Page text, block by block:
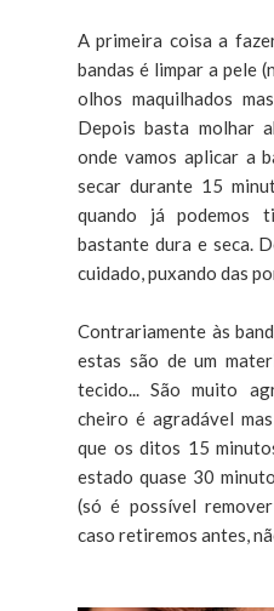
A primeira coisa a
bandas é limpar a pele
olhos maquilhados
Depois basta molhar
onde vamos aplicar a
secar durante 15
quando já podemos
bastante dura e seca.
cuidado, puxando das
Contrariamente às
estas são de um
tecido... São muito
cheiro é agradável
que os ditos 15
estado quase 30
(só é possível
caso retiremos antes,